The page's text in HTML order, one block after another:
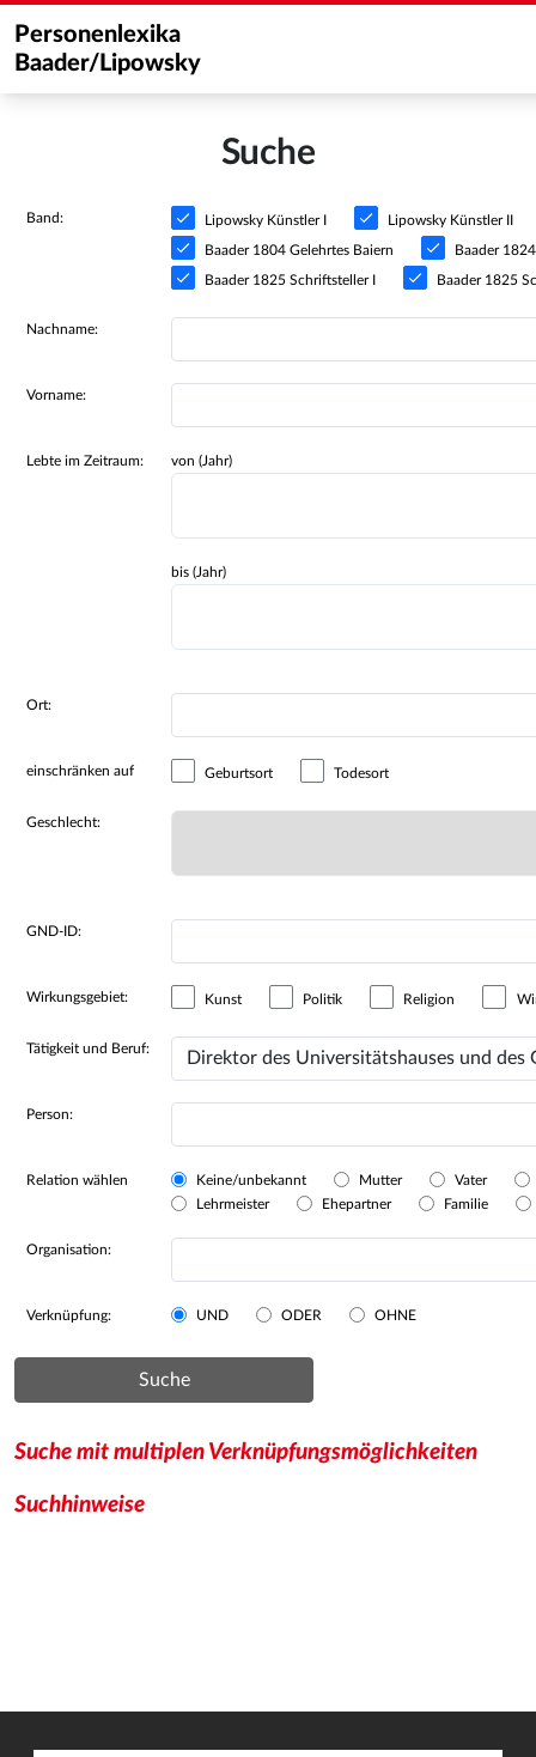
Personenlexika
Baader/Lipowsky
Suche
Band: Lipowsky Künstler I Lipowsky Künstler II
Baader 1804 Gelehrtes Baiern Baader
Baader 1825 Schriftsteller I Baader 1825
Nachname:
Vorname:
Lebte im Zeitraum: von (Jahr)
bis (Jahr)
Ort:
einschränken auf Geburtsort Todesort
Geschlecht:
GND-ID:
Wirkungsgebiet: Kunst Politik Religion
Tätigkeit und Beruf:
Person:
Relation wählen Keine/unbekannt Mutter
Vater
Lehrmeister
Ehepartner Familie
Organisation:
Verknüpfung: UND ODER OHNE
Suche
Suche mit multiplen Verknüpfungsmöglichkeiten
Suchhinweise